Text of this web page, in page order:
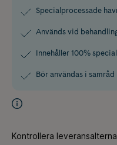
Specialprocessade
Används vid
Innehåller 100%
Bör användas i